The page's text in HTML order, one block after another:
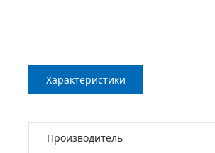
Характеристики
Производитель